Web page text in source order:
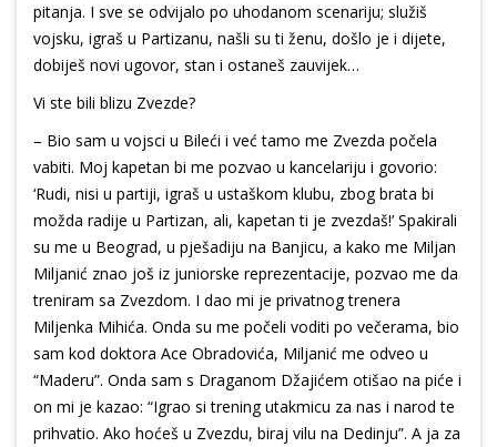
pitanja. I sve se odvijalo po uhodanom scenariju; služiš
vojsku, igraš u Partizanu, našli su ti ženu, došlo je i dijete,
dobiješ novi ugovor, stan i ostaneš zauvijek…
Vi ste bili blizu Zvezde?
– Bio sam u vojsci u Bileći i već tamo me Zvezda počela
vabiti. Moj kapetan bi me pozvao u kancelariju i govorio:
‘Rudi, nisi u partiji, igraš u ustaškom klubu, zbog brata bi
možda radije u Partizan, ali, kapetan ti je zvezdaš!’ Spakirali
su me u Beograd, u pješadiju na Banjicu, a kako me Miljan
Miljanić znao još iz juniorske reprezentacije, pozvao me da
treniram sa Zvezdom. I dao mi je privatnog trenera
Miljenka Mihića. Onda su me počeli voditi po večerama, bio
sam kod doktora Ace Obradovića, Miljanić me odveo u
“Maderu”. Onda sam s Draganom Džajićem otišao na piće i
on mi je kazao: “Igrao si trening utakmicu za nas i narod te
prihvatio. Ako hoćeš u Zvezdu, biraj vilu na Dedinju”. A ja za